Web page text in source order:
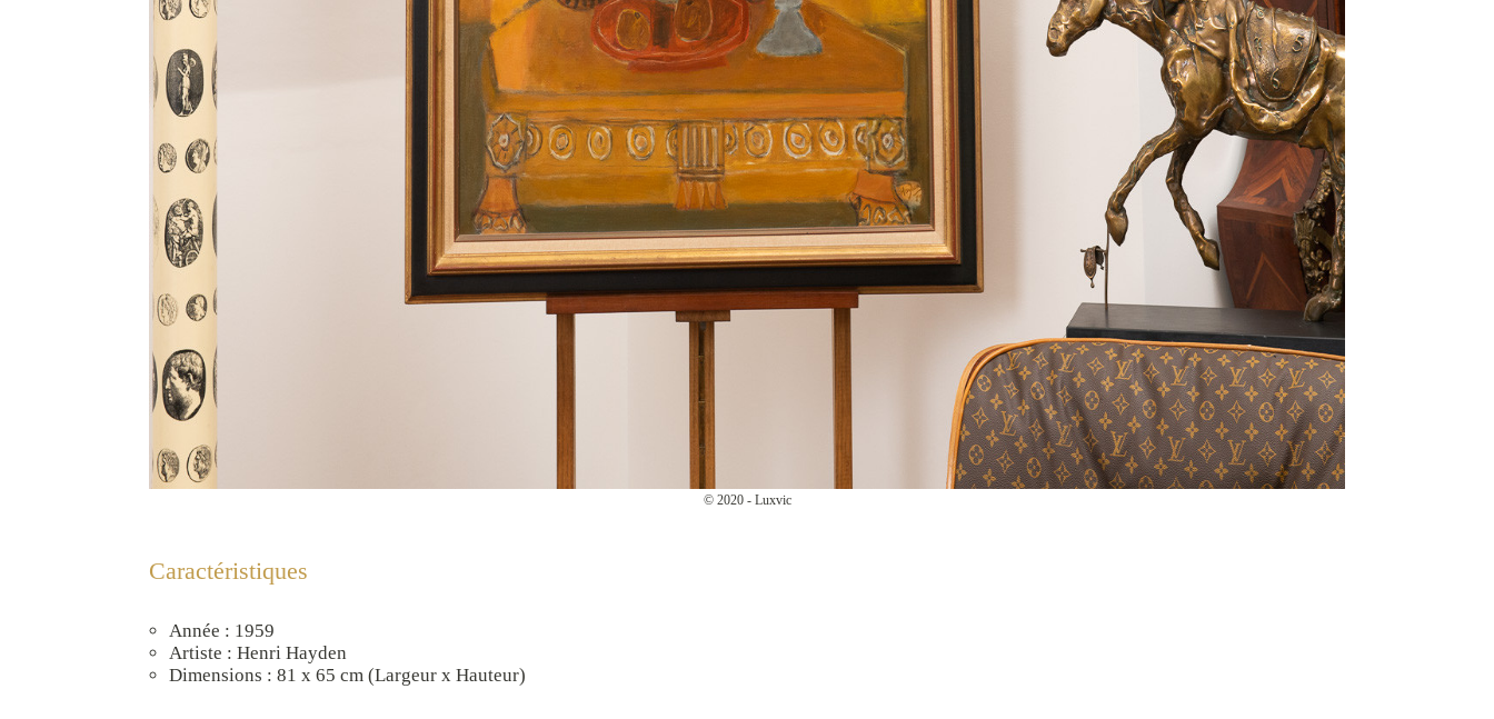
© 2020 - Luxvic
Caractéristiques
Année : 1959
Artiste : Henri Hayden
Dimensions : 81 x 65 cm (Largeur x Hauteur)